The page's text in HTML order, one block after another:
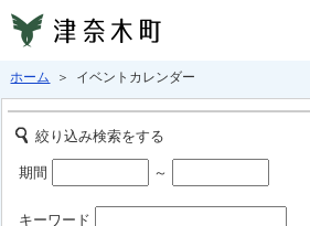
ホーム ＞ イベントカレンダー
絞り込み検索をする
期間 ～
キーワード